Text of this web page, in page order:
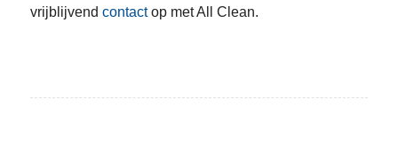
vrijblijvend contactop met All Clean.